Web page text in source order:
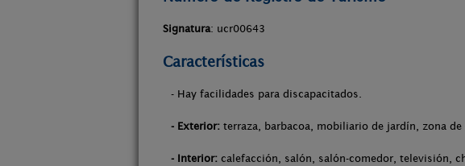
Signatura: ucr00643
Características
- Hay facilidades para discapacitados.
- Exterior: terraza, barbacoa, mobiliario de jardín, zona de
- Interior: calefacción, salón, salón-comedor, televisión,